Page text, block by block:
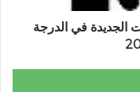
الجديدة في الدرجة